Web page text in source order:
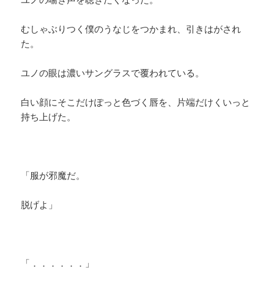
むしゃぶりつく僕のうなじをつかまれ、引きはがされ
た。
ユノの眼は濃いサングラスで覆われている。
白い顔にそこだけぽっと色づく唇を、片端だけくいっと
持ち上げた。
「服が邪魔だ。
脱げよ」
「．．．．．．」